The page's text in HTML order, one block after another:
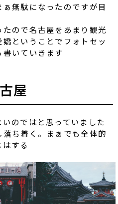
無駄になったのですが目
ので名古屋をあまり観光
ということでフォトセッ
書いていきます
屋
のではと思っていました
ち着く。まぁでも全体的
する